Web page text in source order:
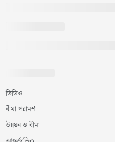
ভিডিও
বীমা পরামর্শ
উন্নয়ন ও বীমা